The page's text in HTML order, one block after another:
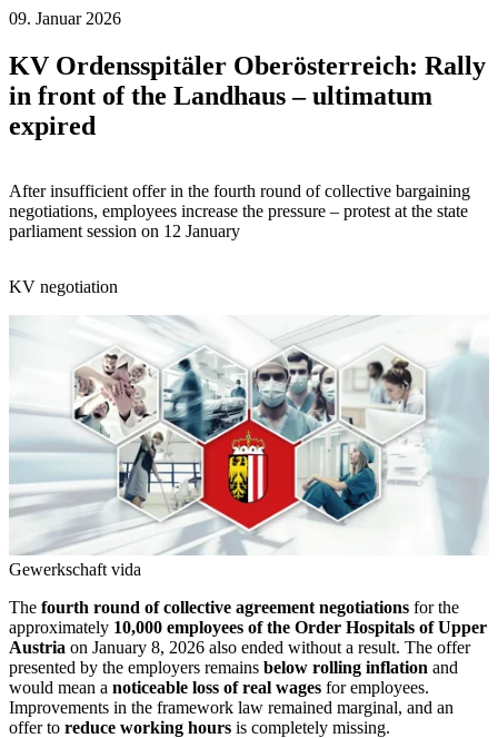
09. Januar 2026
KV Ordensspitäler Oberösterreich: Rally
in front of the Landhaus – ultimatum
expired
After insufficient offer in the fourth round of collective bargaining
negotiations, employees increase the pressure – protest at the state
parliament session on 12 January
KV negotiation
Gewerkschaft vida
The fourth round of collective agreement negotiations for the
approximately 10,000 employees of the Order Hospitals of Upper
Austria on January 8, 2026 also ended without a result. The offer
presented by the employers remains below rolling inflation and
would mean a noticeable loss of real wages for employees.
Improvements in the framework law remained marginal, and an
offer to reduce working hours is completely missing.